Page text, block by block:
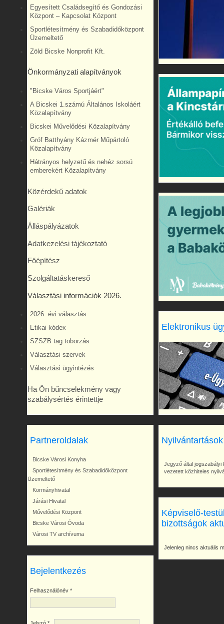
Egyesített Családsegítő és Gondozási
Központ – Kapcsolat Központ
Sportlétesítmény és Szabadidőközpont
Üzemeltető
Zöld Bicske Nonprofit Kft.
Önkormányzati alapítványok
"Bicske Város Sportjáért"
A Bicskei 1.számú Általános Iskoláért
Közalapítvány
Bicskei Művelődési Közalapítvány
Gróf Batthyány Kázmér Műpártoló
Közalapítvány
Hátrányos helyzetű és nehéz sorsú
emberekért Közalapítvány
Közérdekű adatok
Galériák
Álláspályázatok
Adatkezelési tájékoztató
Főépítész
Szolgáltatáskereső
Választási információk 2026.
2026. évi választás
Etikai kódex
SZSZB tag toborzás
Választási szervek
Választási ügyintézés
Ha Ön bűncselekmény vagy
szabálysértés érintettje
Partneroldalak
Bicske Városi Konyha
Sportlétesítmény és Szabadidőközpont
Üzemeltető
Kormányhivatal
Járási Hivatal
Művelődési Központ
Bicske Városi Óvoda
Városi TV archívuma
Bejelentkezés
Felhasználónév *
Elektronikus
Nyilvántartások
Jegyző által jogszabályi
vezetett közhiteles
Képviselő-
bizottságok
Jelenleg nincs aktuális